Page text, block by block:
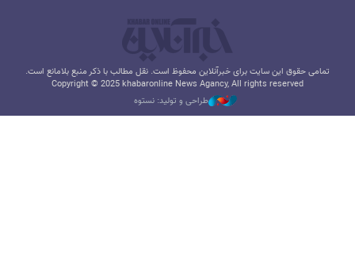
تمامی حقوق این سایت برای خبرآنلاین محفوظ است. نقل مطالب با ذکر منبع بلامانع است.
Copyright © 2025 khabaronline News Agancy, All rights reserved
طراحی و تولید: نستوه